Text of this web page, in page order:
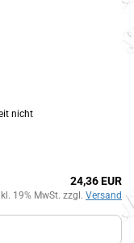
nicht
24,36 EUR
19% MwSt. zzgl. Versand